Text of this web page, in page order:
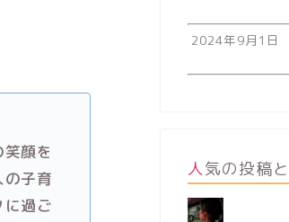
顔を
の子育
過ご
2024年9月1日
人気の投稿